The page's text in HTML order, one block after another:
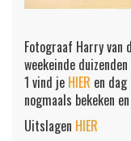
Fotograaf Harry van
weekeinde
1 vind je HIER en dag
nogmaals bekeken
Uitslagen HIER